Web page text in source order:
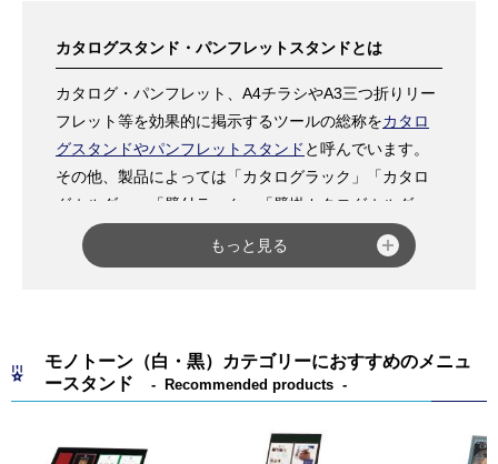
カタログスタンド・パンフレットスタンドとは
カタログ・パンフレット、A4チラシやA3三つ折りリー
フレット等を効果的に掲示するツールの総称をカタロ
グスタンドやパンフレットスタンド と呼んでいます。
その他、製品によっては「カタログラック」「カタロ
グホルダー」「壁付ラック」「壁掛カタログホルダ
ー」などと呼ばれる商品もあります。
スタンド式カタログスタンド
は種類が豊富で、スタン
用途としては、大型商業施設やショッピングセンタ
ー・旅行代理店・家電量販店など、多数のカタログや
タンドがよく設置されています。
もっと見る
モノトーン（白・黒）カテゴリーにおすすめのメニュ
ースタンド
Recommended products